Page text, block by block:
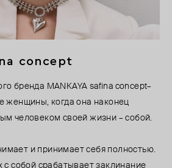
concept
бренда MANKAYA safina concept–
женщины, когда она наконец
человеком своей жизни – собой.
и принимает себя полностью.
с собой срабатывает заклинание